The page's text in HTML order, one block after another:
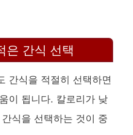
은 간식 선택
간식을 적절히 선택하면
이 됩니다. 칼로리가 낮
식을 선택하는 것이 중